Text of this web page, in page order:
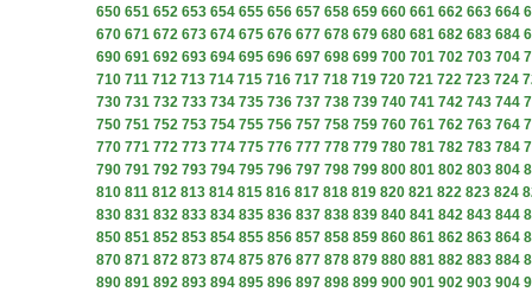
650 651 652 653 654 655 656 657 658 659 660 661 662 663 664
670 671 672 673 674 675 676 677 678 679 680 681 682 683 684
690 691 692 693 694 695 696 697 698 699 700 701 702 703 704
710 711 712 713 714 715 716 717 718 719 720 721 722 723 724
730 731 732 733 734 735 736 737 738 739 740 741 742 743 744
750 751 752 753 754 755 756 757 758 759 760 761 762 763 764
770 771 772 773 774 775 776 777 778 779 780 781 782 783 784
790 791 792 793 794 795 796 797 798 799 800 801 802 803 804
810 811 812 813 814 815 816 817 818 819 820 821 822 823 824
830 831 832 833 834 835 836 837 838 839 840 841 842 843 844
850 851 852 853 854 855 856 857 858 859 860 861 862 863 864
870 871 872 873 874 875 876 877 878 879 880 881 882 883 884
890 891 892 893 894 895 896 897 898 899 900 901 902 903 904